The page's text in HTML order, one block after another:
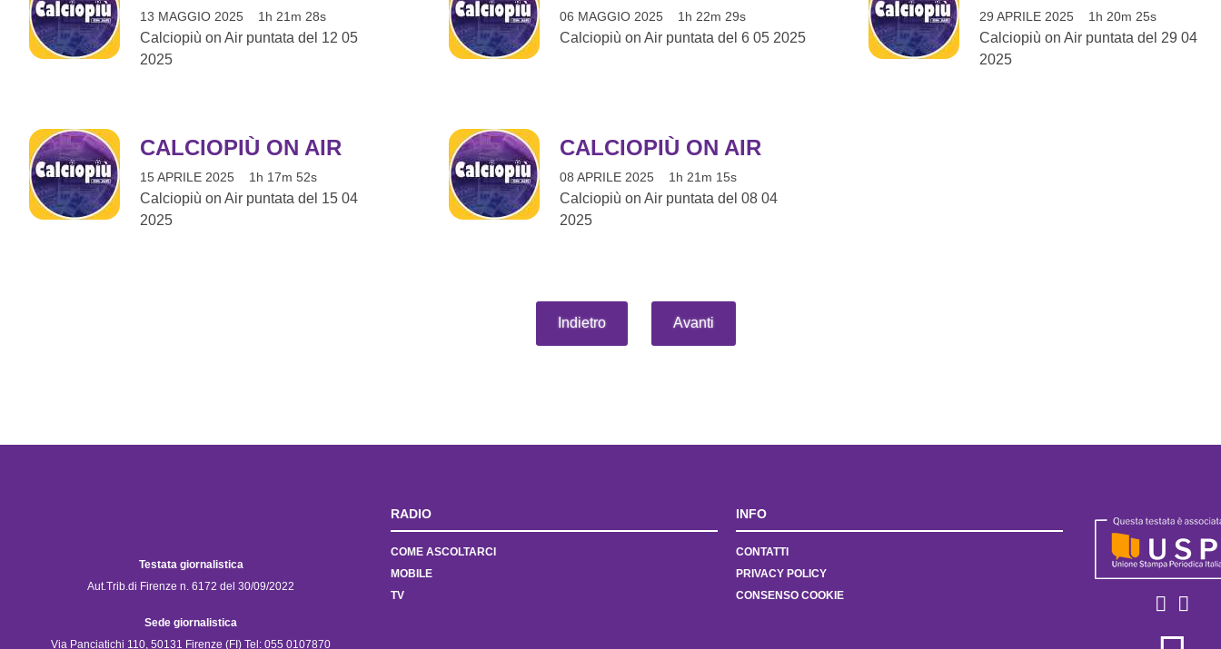
13 MAGGIO 2025 1h 21m 28s
Calciopiù on Air puntata del 12 05
2025
06 MAGGIO 2025 1h 22m 29s
Calciopiù on Air puntata del 6 05 2025
29 APRILE 2025 1h 20m 25s
Calciopiù on Air puntata del 29 04
2025
CALCIOPIÙ ON AIR
15 APRILE 2025 1h 17m 52s
Calciopiù on Air puntata del 15 04
2025
CALCIOPIÙ ON AIR
08 APRILE 2025 1h 21m 15s
Calciopiù on Air puntata del 08 04
2025
Indietro Avanti
Testata giornalistica
Aut.Trib.di Firenze n. 6172 del 30/09/2022
Sede giornalistica
Via Panciatichi 110, 50131 Firenze (FI) Tel: 055 0107870
RADIO
COME ASCOLTARCI
MOBILE
TV
INFO
CONTATTI
PRIVACY POLICY
CONSENSO COOKIE